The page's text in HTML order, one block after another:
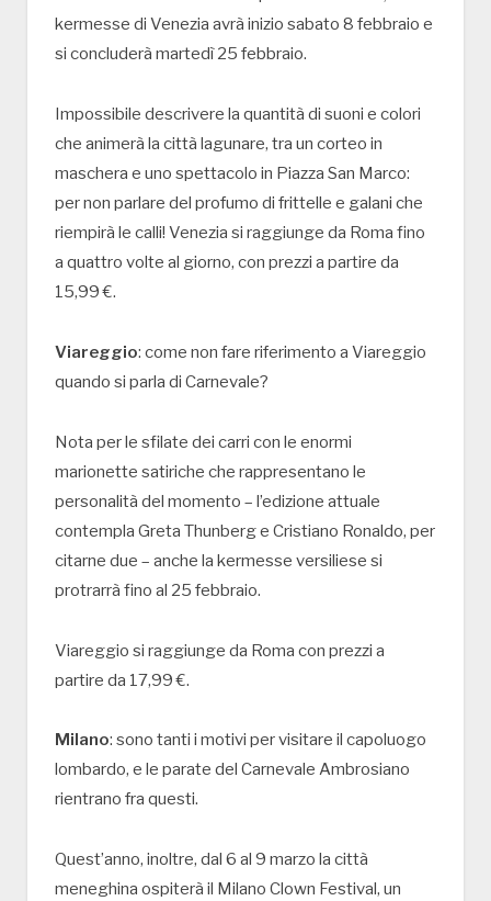
kermesse di Venezia avrà inizio sabato 8 febbraio e
si concluderà martedì 25 febbraio.
Impossibile descrivere la quantità di suoni e colori
che animerà la città lagunare, tra un corteo in
maschera e uno spettacolo in Piazza San Marco:
per non parlare del profumo di frittelle e galani che
riempirà le calli! Venezia si raggiunge da Roma fino
a quattro volte al giorno, con prezzi a partire da
15,99 €.
Viareggio: come non fare riferimento a Viareggio
quando si parla di Carnevale?
Nota per le sfilate dei carri con le enormi
marionette satiriche che rappresentano le
personalità del momento – l’edizione attuale
contempla Greta Thunberg e Cristiano Ronaldo, per
citarne due – anche la kermesse versiliese si
protrarrà fino al 25 febbraio.
Viareggio si raggiunge da Roma con prezzi a
partire da 17,99 €.
Milano: sono tanti i motivi per visitare il capoluogo
lombardo, e le parate del Carnevale Ambrosiano
rientrano fra questi.
Quest’anno, inoltre, dal 6 al 9 marzo la città
meneghina ospiterà il Milano Clown Festival, un